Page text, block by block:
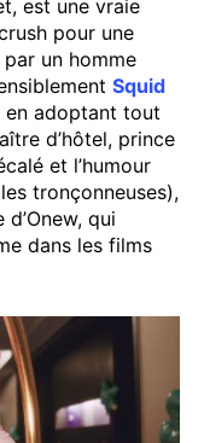
est une vraie
pour une
un homme
Squid
en adoptant tout
d’hôtel, prince
et l’humour
tronçonneuses),
qui
dans les films